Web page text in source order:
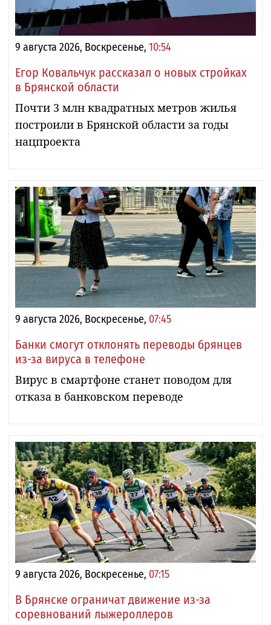
9 августа 2026, Воскресенье, 10:54
Егор Ковальчук рассказал о новых стройках
в Брянской области
Почти 3 млн квадратных метров жилья
построили в Брянской области за годы
нацпроекта
9 августа 2026, Воскресенье, 07:45
Банки смогут отклонять переводы брянцев
из-за вируса в телефоне
Вирус в смартфоне станет поводом для
отказа в банковском переводе
9 августа 2026, Воскресенье, 07:15
В Брянске ограничат движение из-за
соревнований лыжероллеров